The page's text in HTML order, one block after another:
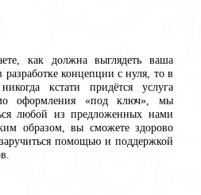
как должна выглядеть ваша
разработке концепции с нуля, то в
кстати придётся услуга
оформления «под ключ», мы
любой из предложенных нами
образом, вы сможете здорово
помощью и поддержкой